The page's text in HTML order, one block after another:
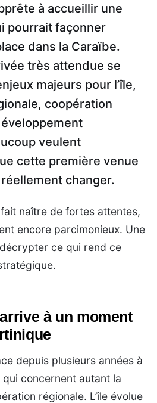
à accueillir une
pourrait façonner
dans la Caraïbe.
très attendue se
majeurs pour l’île,
coopération
veulent
cette première venue
changer.
naître de fortes attentes,
encore parcimonieux. Une
ce qui rend ce
à un moment
depuis plusieurs années à
concernent autant la
régionale. L’île évolue